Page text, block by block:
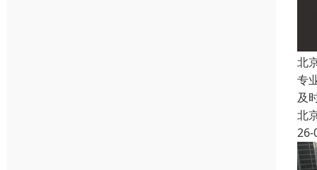
北
专
及
北
26-